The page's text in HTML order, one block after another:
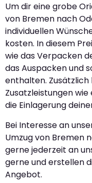
Um dir eine grobe
von Bremen nach
individuellen
kosten. In diesem
wie das Verpacken
das Auspacken und
enthalten.
Zusatzleistungen
die Einlagerung
Bei Interesse an
Umzug von Bremen
gerne jederzeit an
gerne und erstellen
Angebot.